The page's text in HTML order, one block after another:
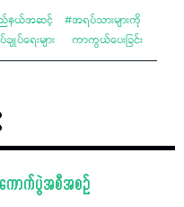
ည်နယ်အဆင့်
ျုပ်ရေးများ
#အရပ်သားများကို
ကာကွယ်ပေးခြင်း
ကောက်ပွဲအစီအစဉ်